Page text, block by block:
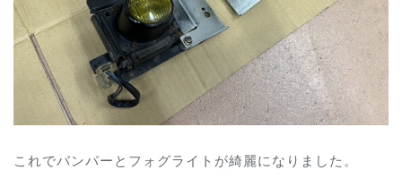
これでバンパーとフォグライトが綺麗になりました。